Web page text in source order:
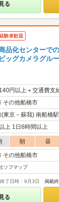
る
験者歓迎
商品化センターで
ッグカメラグル
円以上＋交通費支
その他船橋市
(東京－蘇我) 南船橋
上 1日6時間以上
朝 昼
その他船橋市
ソフマップ
了日時：9月3日 掲載
る